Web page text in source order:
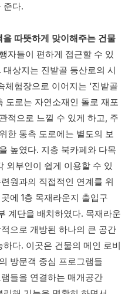
준다.
따뜻하게 맞이해주는 건물
자들이 편하게 접근할 수 있
상지는 진밭골 등산로의 시
험장으로 이어지는 ‘진밭골
도로는 자연소재인 돌로 재포
적으로 느낄 수 있게 하고, 주
한 동측 도로에는 별도의 보
높였다. 지층 북카페와 다목
외부인이 쉽게 이용할 수 있
원과의 직접적인 연계를 위
에 1층 목재라운지 출입구
계단을 배치하였다. 목재라운
으로 개방된 하나의 큰 공간
다. 이곳은 건물의 메인 로비
방문객 중심 프로그램들
들을 연결하는 매개공간